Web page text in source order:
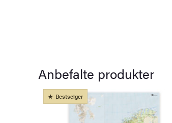
Anbefalte produkter
Bestselger